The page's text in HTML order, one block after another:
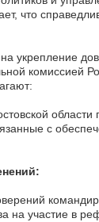
что
укрепление
комиссией
области
с
на участие в